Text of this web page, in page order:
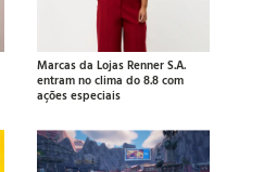
Marcas da Lojas Renner S.A.
entram no clima do 8.8 com
ações especiais